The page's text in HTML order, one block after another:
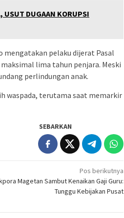
USUT DUGAAN KORUPSI
mengatakan pelaku dijerat Pasal
lima tahun penjara. Meski
perlindungan anak.
waspada, terutama saat memarkir
SEBARKAN
Pos berikutnya
Magetan Sambut Kenaikan Gaji Guru:
Tunggu Kebijakan Pusat